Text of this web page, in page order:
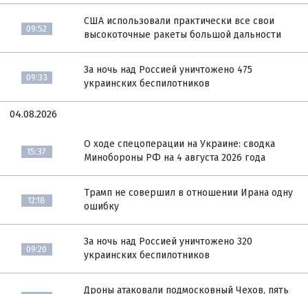
09:52
США использовали практически все свои
высокоточные ракеты большой дальности
09:33
За ночь над Россией уничтожено 475
украинских беспилотников
04.08.2026
15:37
О ходе спецоперации на Украине: сводка
Минобороны РФ на 4 августа 2026 года
12:18
Трамп не совершил в отношении Ирана одну
ошибку
09:20
За ночь над Россией уничтожено 320
украинских беспилотников
Дроны атаковали подмосковный Чехов, пять